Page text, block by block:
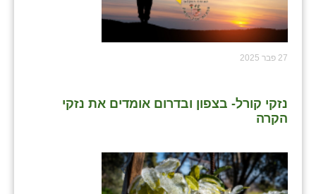
27 פבר 2025
נזקי קורל- בצפון ובדרום אומדים את נזקי
הקרה